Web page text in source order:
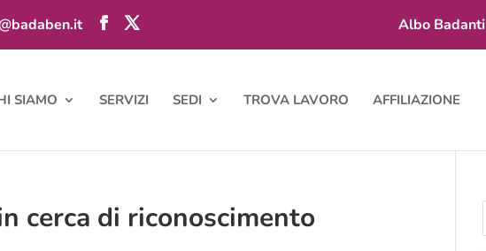
Albo Badanti
SIAMO SERVIZI SEDI TROVA LAVORO AFFILIAZIONE
cerca di riconoscimento